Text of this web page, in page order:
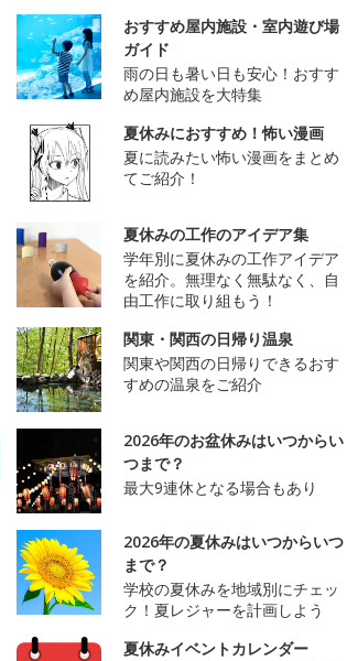
おすすめ屋内施設・室内遊び場
ガイド
雨の日も暑い日も安心！おすす
め屋内施設を大特集
夏休みにおすすめ！怖い漫画
夏に読みたい怖い漫画をまとめ
てご紹介！
夏休みの工作のアイデア集
学年別に夏休みの工作アイデア
を紹介。無理なく無駄なく、自
由工作に取り組もう！
関東・関西の日帰り温泉
関東や関西の日帰りできるおす
すめの温泉をご紹介
2026年のお盆休みはいつからい
つまで？
最大9連休となる場合もあり
2026年の夏休みはいつからいつ
まで？
学校の夏休みを地域別にチェッ
ク！夏レジャーを計画しよう
夏休みイベントカレンダー